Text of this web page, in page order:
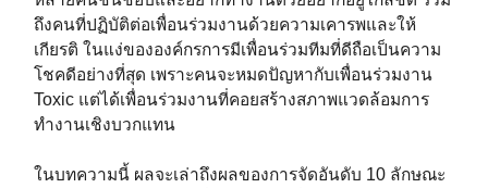
ถึงคนที่ปฏิบัติต่อเพื่อนร่วมงานด้วยความเคารพและให้
เกียรติ ในแง่ขององค์กรการมีเพื่อนร่วมทีมที่ดีถือเป็นความ
โชคดีอย่างที่สุด เพราะคนจะหมดปัญหากับเพื่อนร่วมงาน
Toxic แต่ได้เพื่อนร่วมงานที่คอยสร้างสภาพแวดล้อมการ
ทำงานเชิงบวกแทน
ในบทความนี้ ผลจะเล่าถึงผลของการจัดอันดับ 10 ลักษณะ